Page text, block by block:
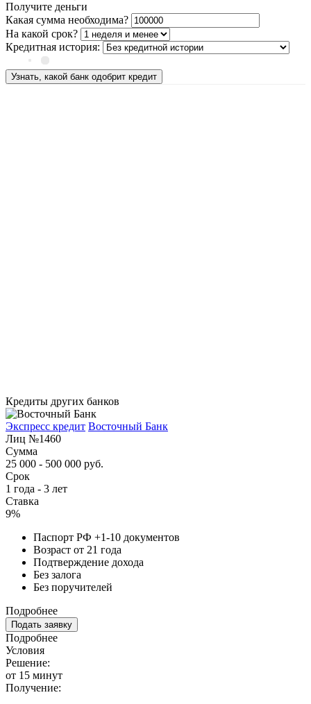
Получите деньги
Какая сумма необходима?
На какой срок?
Кредитная история:
Узнать, какой банк одобрит кредит
Кредиты других банков
Экспресс кредит Восточный Банк
Лиц №1460
Сумма
25 000 - 500 000 руб.
Срок
1 года - 3 лет
Ставка
9%
Паспорт РФ +1-10 документов
Возраст от 21 года
Подтверждение дохода
Без залога
Без поручителей
Подробнее
Подать заявку
Подробнее
Условия
Решение:
от 15 минут
Получение: